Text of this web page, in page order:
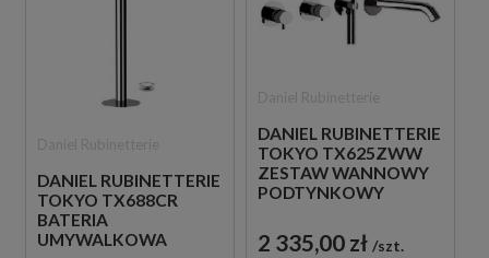
DANIEL RUBINETTERIE
TOKYO TX688CR
BATERIA
UMYWALKOWA
DANIEL RUBINETTERIE
TOKYO TX625ZWW
ZESTAW WANNOWY
PODTYNKOWY
2 335,00 zł szt.